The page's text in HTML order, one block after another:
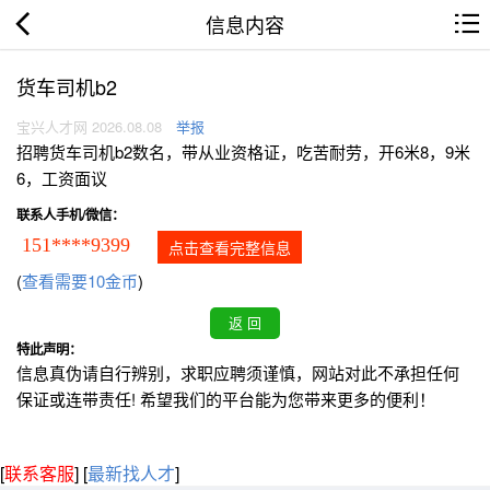
信息内容
货车司机b2
宝兴人才网 2026.08.08 举报
招聘货车司机b2数名，带从业资格证，吃苦耐劳，开6米8，9米
6，工资面议
联系人手机/微信：
151****9399 点击查看完整信息
(查看需要10金币)
特此声明：
信息真伪请自行辨别，求职应聘须谨慎，网站对此不承担任何
保证或连带责任! 希望我们的平台能为您带来更多的便利！
[联系客服] [最新找人才]